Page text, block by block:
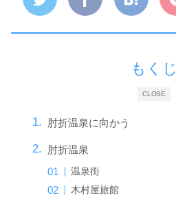
CLOSE
もくじ
肘折温泉に向かう
肘折温泉
温泉街
木村屋旅館